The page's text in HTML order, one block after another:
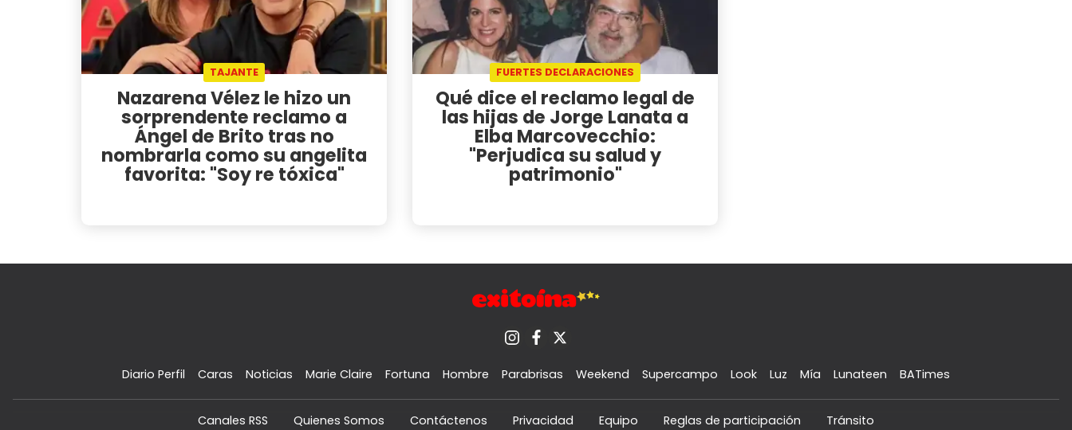
TAJANTE
Nazarena Vélez le hizo un
sorprendente reclamo a
Ángel de Brito tras no
nombrarla como su angelita
favorita: "Soy re tóxica"
FUERTES DECLARACIONES
Qué dice el reclamo legal de
las hijas de Jorge Lanata a
Elba Marcovecchio:
"Perjudica su salud y
patrimonio"
Diario Perfil Caras Noticias Marie Claire Fortuna Hombre Parabrisas Weekend Supercampo Look Luz Mía Lunateen BATimes
Canales RSS Quienes Somos Contáctenos Privacidad Equipo Reglas de participación Tránsito